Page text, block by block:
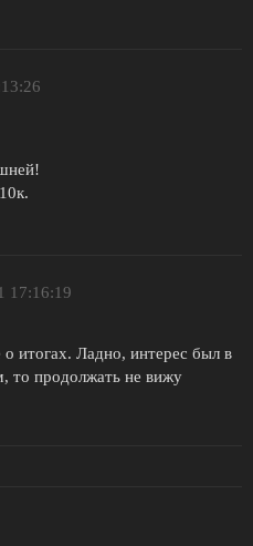
17:16:19
итогах. Ладно, интерес был в
то продолжать не вижу